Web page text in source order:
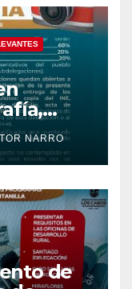
Fiestas
2026
NARRO
de